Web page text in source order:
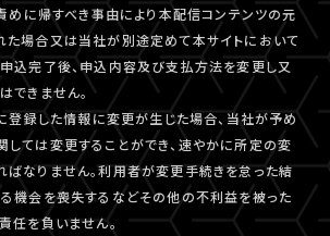
めに帰すべき事由により本配信コンテンツの元
た場合又は当社が別途定めて本サイトにおいて
込完了後、申込内容及び支払方法を変更し又
できません。
登録した情報に変更が生じた場合、当社が予め
ては変更することができ、速やかに所定の変
なりません。利用者が変更手続きを怠った結
機会を喪失するなどその他の不利益を被った
任を負いません。